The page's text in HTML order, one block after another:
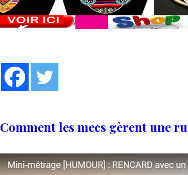
Comment les mecs gèrent une